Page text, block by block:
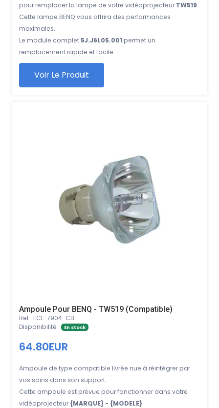
pour remplacer la lampe de votre vidéoprojecteur TW519.
Cette lampe BENQ vous offrira des performances
maximales.
Le module complet 5J.J6L05.001 permet un
remplacement rapide et facile.
Voir Le Produit
Ampoule Pour BENQ - TW519 (Compatible)
Ref : ECL-7904-CB
Disponibilité :
En stock
64.80EUR
Ampoule de type compatible livrée nue à réintégrer par
vos soins dans son support.
Cette ampoule est prévue pour fonctionner dans votre
vidéoprojecteur {MARQUE} - {MODELE}.